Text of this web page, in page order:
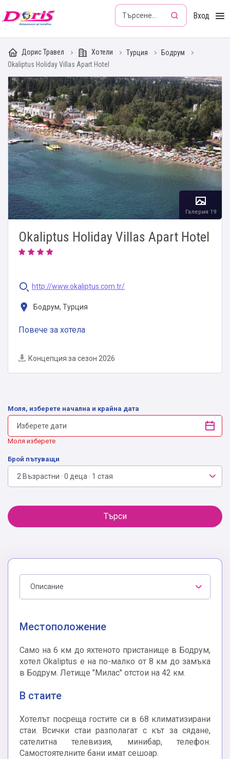
Doris - Изкушението да пътуваш Вход
Дорис Травел Хотели Турция
Бодрум
Okaliptus Holiday Villas Apart Hotel
Okaliptus Holiday Villas Apart Hotel
http://www.okaliptus.com.tr/
Бодрум, Турция
Повече за хотела
Концепция за сезон 2026
Галерия 19
Моля, изберете начална и крайна дата
Моля изберете
Брой пътуващи
2 Възрастни · 0 деца · 1 стая
Търси
Описание
Местоположение
Само на 6 км до яхтеното пристанище в Бодрум,
хотел Okaliptus е на по-малко от 8 км до замъка
в Бодрум. Летище "Милас" отстои на 42 км.
В стаите
Хотелът посреща гостите си в 68 климатизирани
стаи. Всички стаи разполагат с кът за сядане,
сателитна телевизия, минибар, телефон.
Самостоятелните бани имат сешоар.